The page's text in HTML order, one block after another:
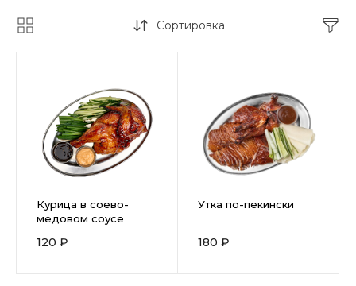
Сортировка
Курица в соево-
медовом соусе
120 ₽
Утка по-пекински
180 ₽